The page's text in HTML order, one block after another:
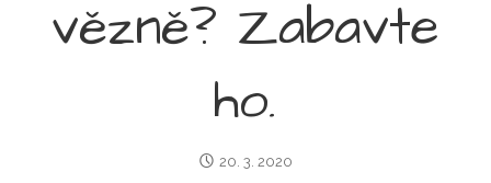
vězně? Zabavte
ho.
20. 3. 2020